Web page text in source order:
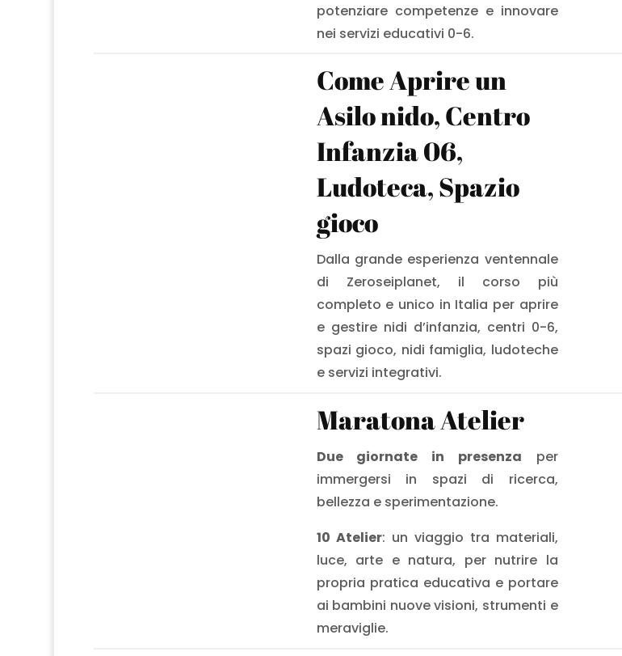
potenziare competenze e innovare
nei servizi educativi 0-6.
Come Aprire un
Asilo nido, Centro
Infanzia 06,
Ludoteca, Spazio
gioco
Dalla grande esperienza ventennale
di Zeroseiplanet, il corso più
completo e unico in Italia per aprire
e gestire nidi d’infanzia, centri 0-6,
spazi gioco, nidi famiglia, ludoteche
e servizi integrativi.
Maratona Atelier
Due giornate in presenza per
immergersi in spazi di ricerca,
bellezza e sperimentazione.
10 Atelier: un viaggio tra materiali,
luce, arte e natura, per nutrire la
propria pratica educativa e portare
ai bambini nuove visioni, strumenti e
meraviglie.